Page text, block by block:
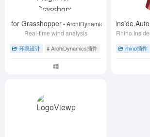
for Grasshopper- ArchiDynamics Plugin for
Real-time wind analysis
环境设计 # ArchiDynamics插件 # grasshopper草
rhino插件